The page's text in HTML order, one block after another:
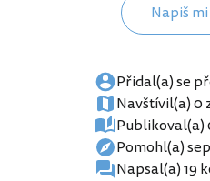
Napiš
Přidal(a) se
Navštívil(a) 0
Publikoval(a)
Pomohl(a)
Napsal(a) 19